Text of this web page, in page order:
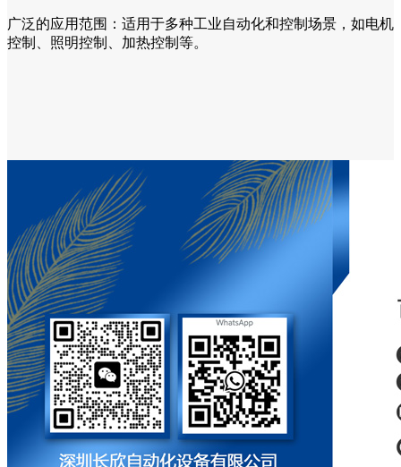
广泛的应用范围：适用于多种工业自动化和控制场景，如电机
控制、照明控制、加热控制等。